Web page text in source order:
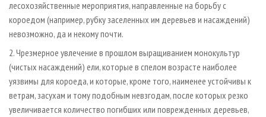
лесохозяйственные мероприятия, направленные на борьбу с
короедом (например, рубку заселенных им деревьев и насаждений)
невозможно, да и некому почти.
2. Чрезмерное увлечение в прошлом выращиванием монокультур
(чистых насаждений) ели, которые в спелом возрасте наиболее
уязвимы для короеда, и которые, кроме того, наименее устойчивы к
ветрам, засухам и тому подобным невзгодам, после которых резко
увеличивается количество погибших или поврежденных деревьев,